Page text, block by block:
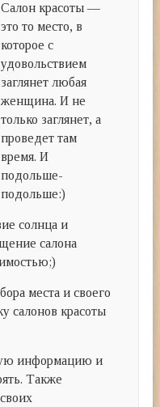
Салон красоты —
это то место, в
которое с
удовольствием
заглянет любая
женщина. И не
только заглянет, а
проведет там
время. И
подольше-
подольше:)
солнца и
салона
места и своего
салонов красоты
информацию и
Также